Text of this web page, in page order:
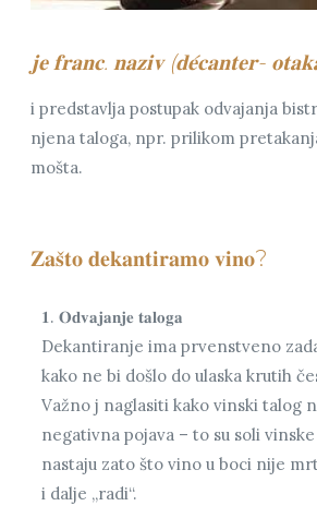
𝐣𝐞 𝐟𝐫𝐚𝐧𝐜. 𝐧𝐚𝐳𝐢𝐯 (𝐝𝐞́𝐜𝐚𝐧𝐭𝐞𝐫-
i predstavlja postupak odvajanja
njena taloga, npr. prilikom
mošta.
𝐙𝐚𝐬̌𝐭𝐨 𝐝𝐞𝐤𝐚𝐧𝐭𝐢𝐫𝐚𝐦𝐨 𝐯𝐢𝐧𝐨?
𝟏. 𝐎𝐝𝐯𝐚𝐣𝐚𝐧𝐣𝐞 𝐭𝐚𝐥𝐨𝐠𝐚
Dekantiranje ima prvenstveno
kako ne bi došlo do ulaska krutih
Važno j naglasiti kako vinski talog
negativna pojava – to su soli
nastaju zato što vino u boci nije
i dalje „radi“.